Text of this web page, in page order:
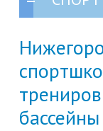
бассейны